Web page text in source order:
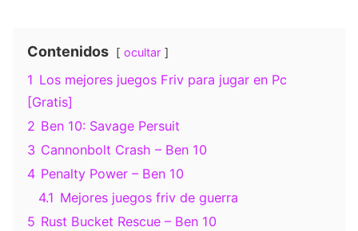
Contenidos ocultar
1 Los mejores juegos Friv para jugar en Pc
[Gratis]
2 Ben 10: Savage Persuit
3 Cannonbolt Crash – Ben 10
4 Penalty Power – Ben 10
4.1 Mejores juegos friv de guerra
5 Rust Bucket Rescue – Ben 10